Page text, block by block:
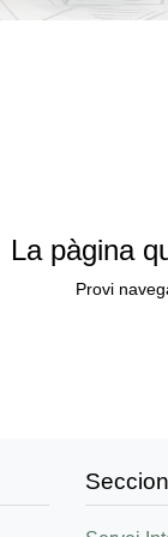
La pàgina
Provi